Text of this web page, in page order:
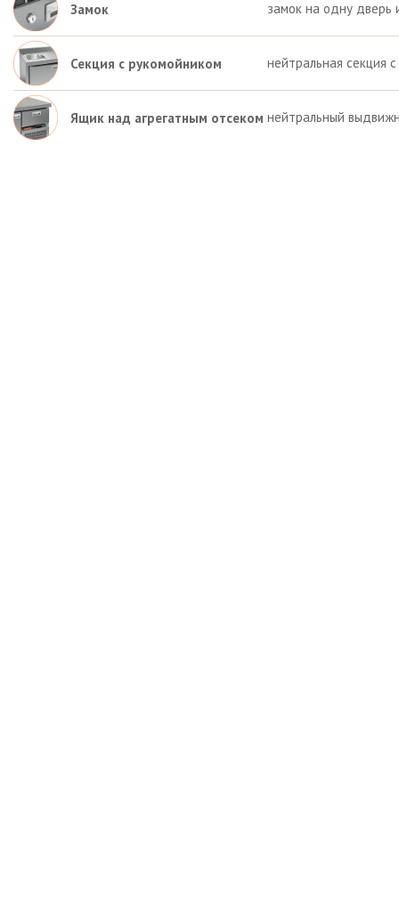
Замок замок на одну дверь
Секция с рукомойником нейтральная секция
Ящик над агрегатным отсеком нейтральный